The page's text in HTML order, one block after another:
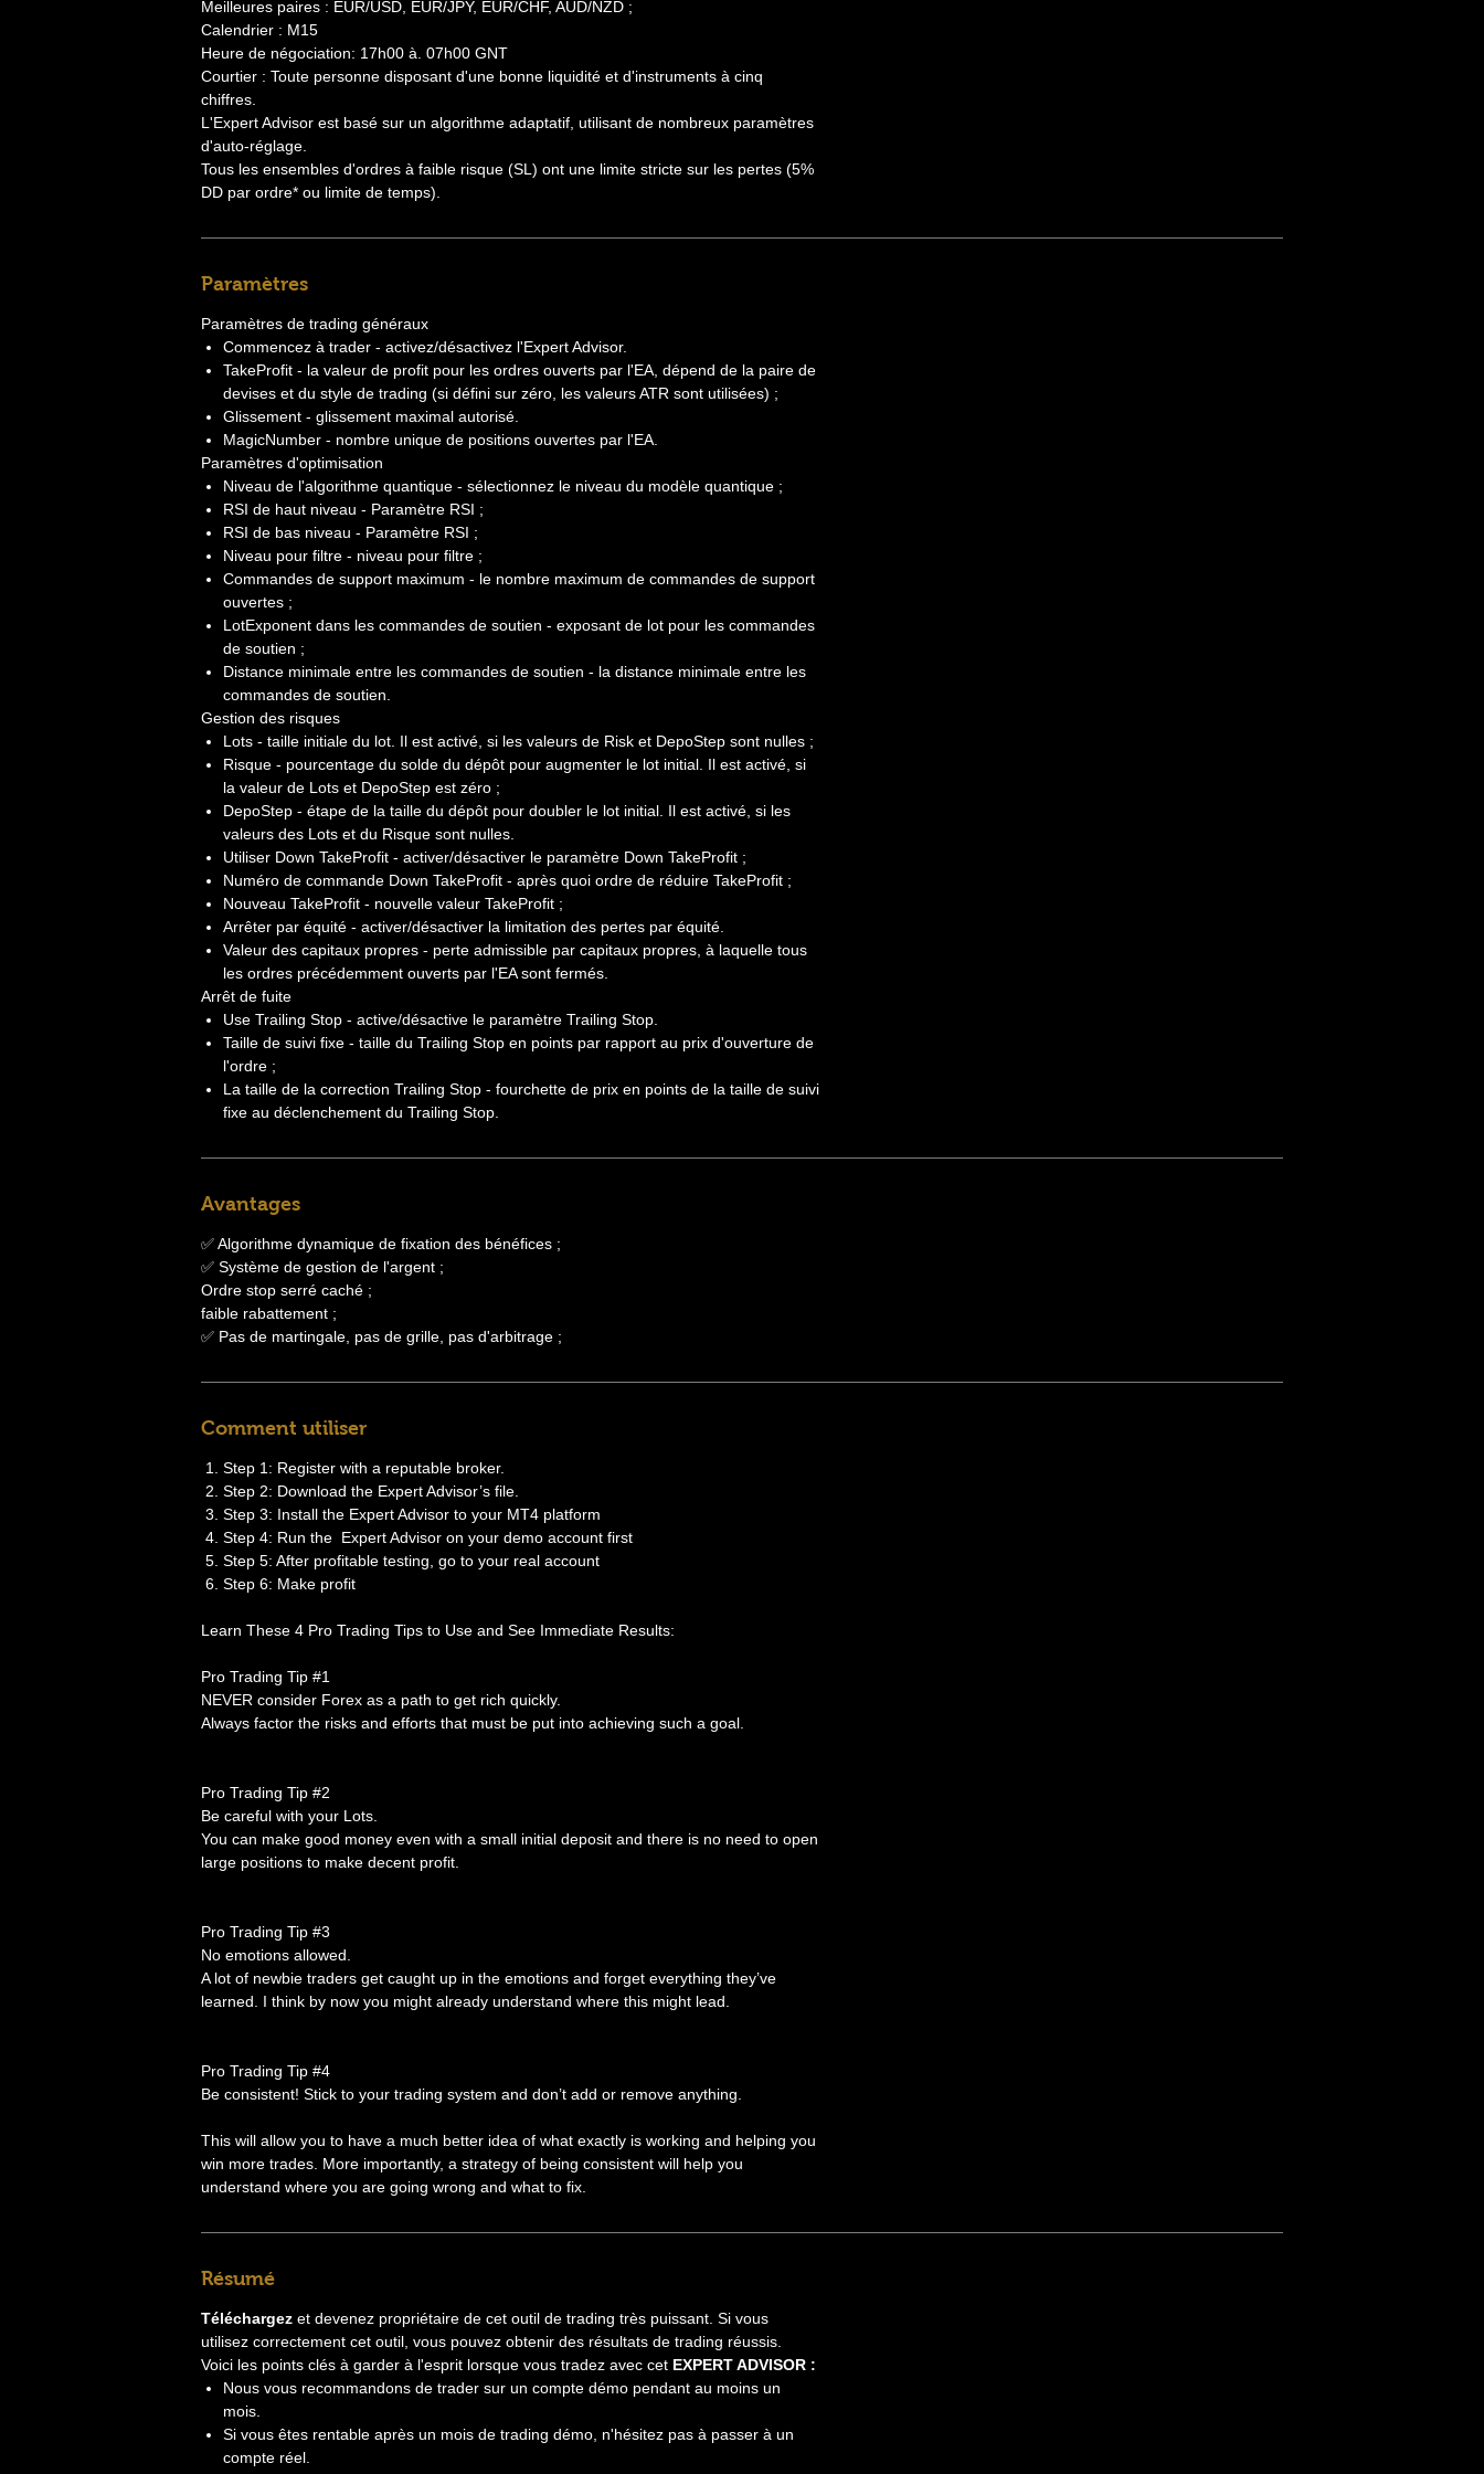
Meilleures paires : EUR/USD, EUR/JPY, EUR/CHF, AUD/NZD ;
Calendrier : M15
Heure de négociation: 17h00 à. 07h00 GNT
Courtier : Toute personne disposant d'une bonne liquidité et d'instruments à cinq
chiffres.
L'Expert Advisor est basé sur un algorithme adaptatif, utilisant de nombreux paramètres
d'auto-réglage.
Tous les ensembles d'ordres à faible risque (SL) ont une limite stricte sur les pertes (5%
DD par ordre* ou limite de temps).
Paramètres
Paramètres de trading généraux
Commencez à trader - activez/désactivez l'Expert Advisor.
TakeProfit - la valeur de profit pour les ordres ouverts par l'EA, dépend de la paire de
devises et du style de trading (si défini sur zéro, les valeurs ATR sont utilisées) ;
Glissement - glissement maximal autorisé.
MagicNumber - nombre unique de positions ouvertes par l'EA.
Paramètres d'optimisation
Niveau de l'algorithme quantique - sélectionnez le niveau du modèle quantique ;
RSI de haut niveau - Paramètre RSI ;
RSI de bas niveau - Paramètre RSI ;
Niveau pour filtre - niveau pour filtre ;
Commandes de support maximum - le nombre maximum de commandes de support
ouvertes ;
LotExponent dans les commandes de soutien - exposant de lot pour les commandes
de soutien ;
Distance minimale entre les commandes de soutien - la distance minimale entre les
commandes de soutien.
Gestion des risques
Lots - taille initiale du lot. Il est activé, si les valeurs de Risk et DepoStep sont nulles ;
Risque - pourcentage du solde du dépôt pour augmenter le lot initial. Il est activé, si
la valeur de Lots et DepoStep est zéro ;
DepoStep - étape de la taille du dépôt pour doubler le lot initial. Il est activé, si les
valeurs des Lots et du Risque sont nulles.
Utiliser Down TakeProfit - activer/désactiver le paramètre Down TakeProfit ;
Numéro de commande Down TakeProfit - après quoi ordre de réduire TakeProfit ;
Nouveau TakeProfit - nouvelle valeur TakeProfit ;
Arrêter par équité - activer/désactiver la limitation des pertes par équité.
Valeur des capitaux propres - perte admissible par capitaux propres, à laquelle tous
les ordres précédemment ouverts par l'EA sont fermés.
Arrêt de fuite
Use Trailing Stop - active/désactive le paramètre Trailing Stop.
Taille de suivi fixe - taille du Trailing Stop en points par rapport au prix d'ouverture de
l'ordre ;
La taille de la correction Trailing Stop - fourchette de prix en points de la taille de suivi
fixe au déclenchement du Trailing Stop.
Avantages
✅ Algorithme dynamique de fixation des bénéfices ;
✅ Système de gestion de l'argent ;
Ordre stop serré caché ;
faible rabattement ;
✅ Pas de martingale, pas de grille, pas d'arbitrage ;
Comment utiliser
Step 1: Register with a reputable broker.
Step 2: Download the Expert Advisor’s file.
Step 3: Install the Expert Advisor to your MT4 platform
Step 4: Run the Expert Advisor on your demo account first
Step 5: After profitable testing, go to your real account
Step 6: Make profit
Learn These 4 Pro Trading Tips to Use and See Immediate Results:
Pro Trading Tip #1
NEVER consider Forex as a path to get rich quickly.
Always factor the risks and efforts that must be put into achieving such a goal.
Pro Trading Tip #2
Be careful with your Lots.
You can make good money even with a small initial deposit and there is no need to open
large positions to make decent profit.
Pro Trading Tip #3
No emotions allowed.
A lot of newbie traders get caught up in the emotions and forget everything they’ve
learned. I think by now you might already understand where this might lead.
Pro Trading Tip #4
Be consistent! Stick to your trading system and don’t add or remove anything.
This will allow you to have a much better idea of what exactly is working and helping you
win more trades. More importantly, a strategy of being consistent will help you
understand where you are going wrong and what to fix.
Résumé
Téléchargez et devenez propriétaire de cet outil de trading très puissant. Si vous
utilisez correctement cet outil, vous pouvez obtenir des résultats de trading réussis.
Voici les points clés à garder à l'esprit lorsque vous tradez avec cet EXPERT ADVISOR :
Nous vous recommandons de trader sur un compte démo pendant au moins un
mois.
Si vous êtes rentable après un mois de trading démo, n'hésitez pas à passer à un
compte réel.